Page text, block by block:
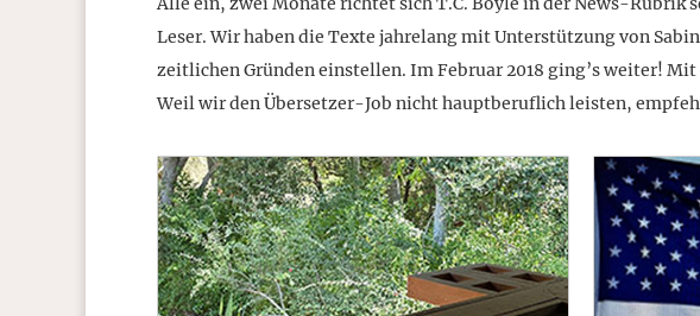
Leser. Wir haben die Texte jahrelang mit Unterstützung von
zeitlichen Gründen einstellen. Im Februar 2018 ging’s weiter!
Weil wir den Übersetzer-Job nicht hauptberuflich leisten,